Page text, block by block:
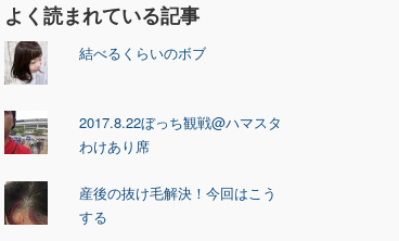
よく読まれている記事
結べるくらいのボブ
2017.8.22ぼっち観戦@ハマスタ
わけあり席
産後の抜け毛解決！今回はこう
する